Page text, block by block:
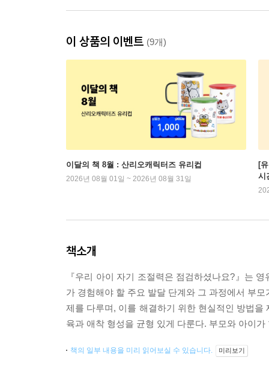
이 상품의 이벤트 (9개)
이달의 책 8월 : 산리오캐릭터즈 유리컵
2026년 08월 01일 ~ 2026년 08월 31일
[
시
책소개
『우리 아이 자기 조절력은 점검하셨나요?』는
가 경험해야 할 주요 발달 단계와 그 과정에서 부
제를 다루며, 이를 해결하기 위한 현실적인 방법
육과 애착 형성을 균형 있게 다룬다. 부모와 아이
책의 일부 내용을 미리 읽어보실 수 있습니다. 미리보기